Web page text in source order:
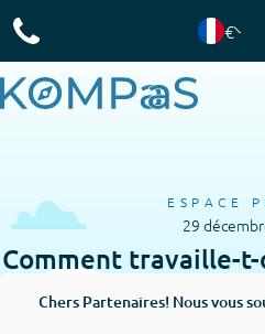
€
ESPACE
29
Comment travaille-
Chers Partenaires! Nous vous